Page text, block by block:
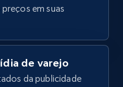
Currency, Initial
and more.
em suas
de varejo
da publicidade